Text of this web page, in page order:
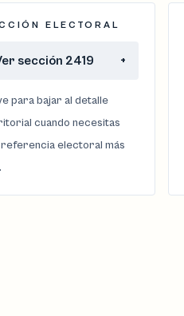
ELECTORAL
sección 2419 +
para bajar al detalle
cuando necesitas
referencia electoral más